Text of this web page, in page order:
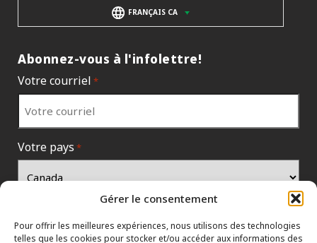
Gérer le consentement
Pour offrir les meilleures expériences, nous utilisons des technologies
telles que les cookies pour stocker et/ou accéder aux informations des
FRANÇAIS CA
Abonnez-vous à l'infolettre!
Votre courriel *
Votre pays *